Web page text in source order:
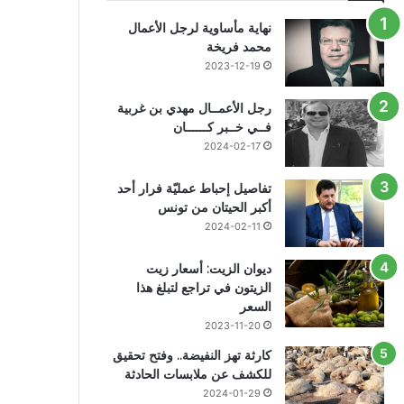
نهاية مأساوية لرجل الأعمال
محمد فريخة
2023-12-19
رجل الأعمــال مهدي بن غربية
فــي خــبر كــــــان
2024-02-17
تفاصيل إحباط عمليّة فرار أحد
أكبر الحيتان من تونس
2024-02-11
ديوان الزيت: أسعار زيت
الزيتون في تراجع لتبلغ هذا
السعر
2023-11-20
كارثة تهز النفيضة.. وفتح تحقيق
للكشف عن ملابسات الحادثة
2024-01-29